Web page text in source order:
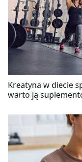
Kreatyna w diecie
warto ją